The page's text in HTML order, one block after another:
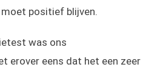
positief blijven.
was ons
erover eens dat het een zeer